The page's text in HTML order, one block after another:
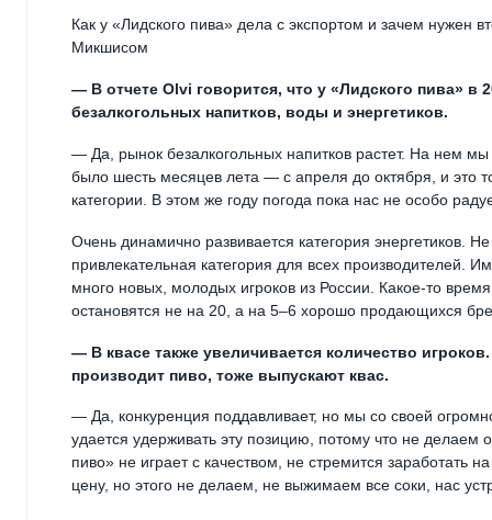
Как у «Лидского пива» дела с экспортом и зачем нужен
Микшисом
— В отчете Olvi говорится, что у «Лидского пива»
безалкогольных напитков, воды и энергетиков.
— Да, рынок безалкогольных напитков растет. На нем
было шесть месяцев лета — с апреля до октября, и это
категории. В этом же году погода пока нас не особо
Очень динамично развивается категория энергетиков.
привлекательная категория для всех производителей.
много новых, молодых игроков из России. Какое-то
остановятся не на 20, а на 5–6 хорошо продающихся
— В квасе также увеличивается количество
производит пиво, тоже выпускают квас.
— Да, конкуренция поддавливает, но мы со своей
удается удерживать эту позицию, потому что не
пиво» не играет с качеством, не стремится
цену, но этого не делаем, не выжимаем все соки, нас